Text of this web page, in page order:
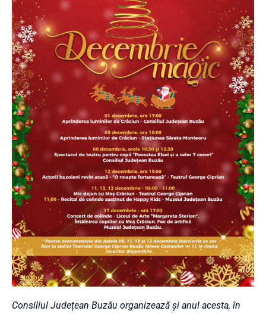
Consiliul Județean Buzău organizează și anul acesta, în